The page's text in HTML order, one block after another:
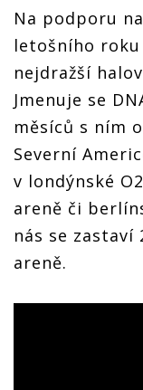
Na podporu
letošního roku
nejdražší
Jmenuje se
měsíců s ním
Severní
v londýnské
areně či
nás se zastaví
areně.